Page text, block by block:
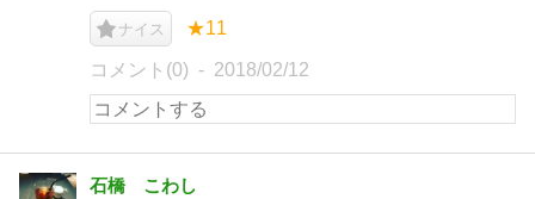
ナイス ★11
コメント(0) 2018/02/12
石橋 こわし